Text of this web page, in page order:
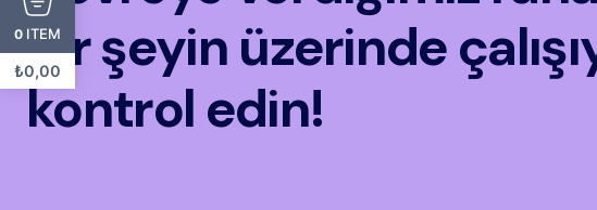
bir şeyin üzerinde
kontrol edin!
0 ITEM
₺0,00